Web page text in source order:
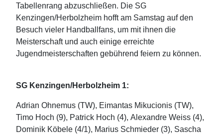
Tabellenrang abzuschließen. Die SG
Kenzingen/Herbolzheim hofft am Samstag auf den
Besuch vieler Handballfans, um mit ihnen die
Meisterschaft und auch einige erreichte
Jugendmeisterschaften gebührend feiern zu können.
SG Kenzingen/Herbolzheim 1:
Adrian Ohnemus (TW), Eimantas Mikucionis (TW),
Timo Hoch (9), Patrick Hoch (4), Alexandre Weiss (4),
Dominik Köbele (4/1), Marius Schmieder (3), Sascha